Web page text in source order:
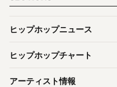
ヒップホップニュース
ヒップホップチャート
アーティスト情報